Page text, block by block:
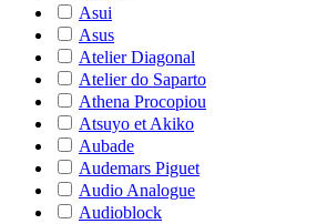
Asui
Asus
Atelier Diagonal
Atelier do Saparto
Athena Procopiou
Atsuyo et Akiko
Aubade
Audemars Piguet
Audio Analogue
Audioblock